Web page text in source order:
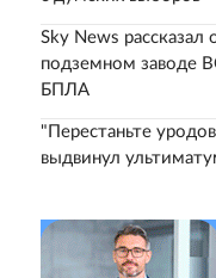
Sky News рассказал
подземном заводе
БПЛА
"Перестаньте
выдвинул